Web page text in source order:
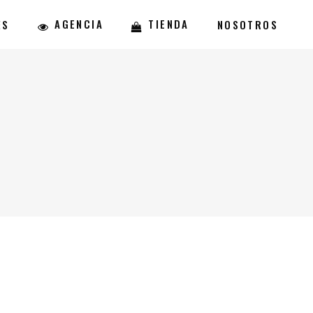
AGENCIA TIENDA NOSOTROS